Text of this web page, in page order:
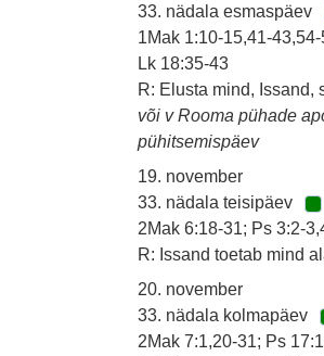
33. nädala esmaspäev
1Mak 1:10-15,41-
Lk 18:35-43
R: Elusta mind, Issand,
või v Rooma pühade
pühitsemispäev
19. november
33. nädala teisipäev
2Mak 6:18-31; Ps 3:2-
R: Issand toetab mind
20. november
33. nädala kolmapäev
2Mak 7:1,20-31; Ps